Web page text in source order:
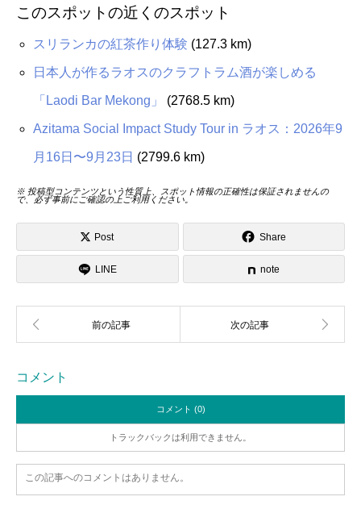
このスポットの近くのスポット
スリランカの紅茶作り体験 (127.3 km)
日本人が作るラオスのクラフトラム酒が楽しめる
「Laodi Bar Mekong」 (2768.5 km)
Azitama Social Impact Study Tour in ラオス：2026年9
月16日〜9月23日 (2799.6 km)
※ 投稿型コンテンツという性質上、スポット情報の正確性は保証されませんの
で、必ず事前にご確認の上ご利用ください。
Post Share
LINE note
コメント
コメント (0)
トラックバックは利用できません。
この記事へのコメントはありません。